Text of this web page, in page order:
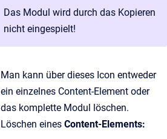
Das Modul wird durch das Kopieren
nicht eingespielt!
Man kann über dieses Icon entweder
ein einzelnes Content-Element oder
das komplette Modul löschen.
Löschen eines Content-Elements: